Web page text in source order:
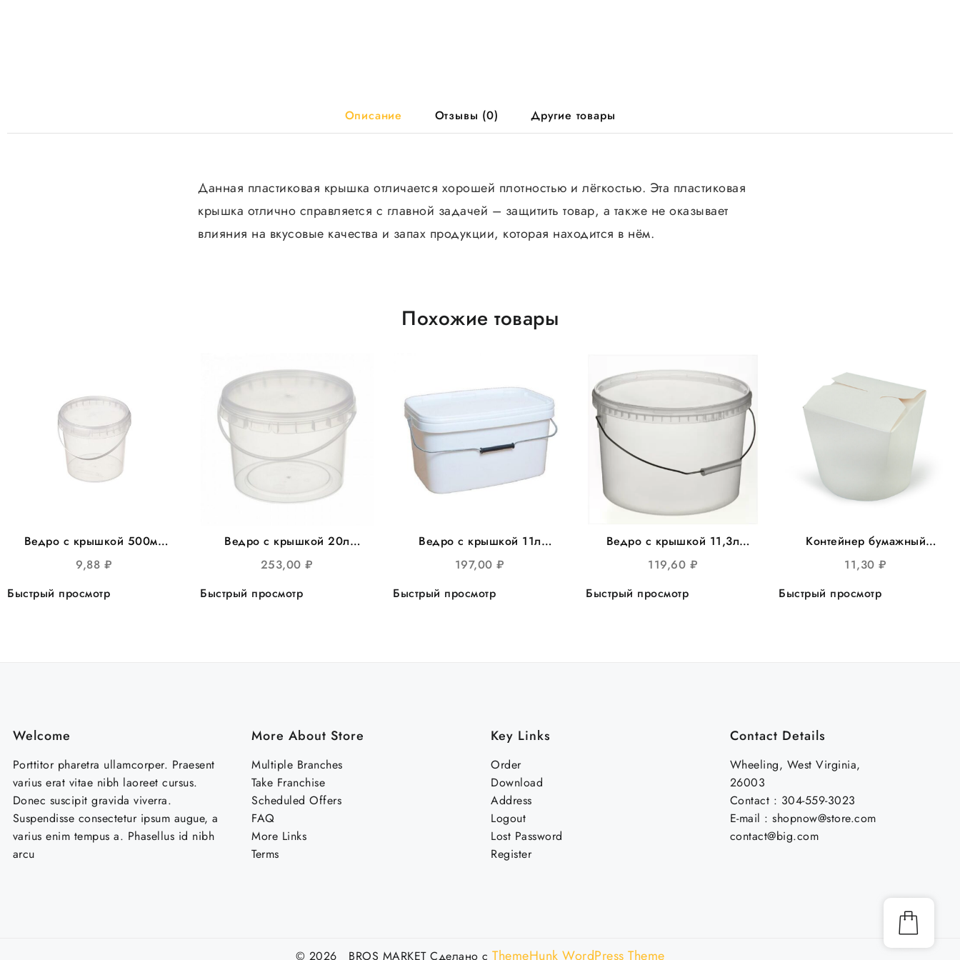
Описание Отзывы (0) Другие товары
Данная пластиковая крышка отличается хорошей плотностью и лёгкостью. Эта пластиковая
крышка отлично справляется с главной задачей – защитить товар, а также не оказывает
влияния на вкусовые качества и запах продукции, которая находится в нём.
Похожие товары
Ведро с крышкой 500мл
круглое d-=112 100шт/кор
9,88 ₽
Быстрый просмотр
Ведро с крышкой 20л
круглое прозрачное 15шт/
уп
253,00₽
Быстрый просмотр
Ведро с крышкой 11л
прямоуг 366*243мм, 20шт/
уп
197,00₽
Быстрый просмотр
Ведро с крышкой 11,3л
круглое прозрачное,
d=290, 25шт/уп
119,60 ₽
Быстрый просмотр
Контейнер бумажный
(Чайна-бокс) 1000мл д/
лапши 25шт/уп 500шт/кор
11,30₽
Быстрый просмотр
Welcome
Porttitor pharetra ullamcorper. Praesent
varius erat vitae nibh laoreet cursus.
Donec suscipit gravida viverra.
Suspendisse consectetur ipsum augue, a
varius enim tempus a. Phasellus id nibh
arcu
More About Store
Multiple Branches
Take Franchise
Scheduled Offers
FAQ
More Links
Terms
Key Links
Order
Download
Address
Logout
Lost Password
Register
Contact Details
Wheeling, West Virginia,
26003
Contact : 304-559-3023
E-mail : shopnow@store.com
contact@big.com
© 2026 BROS MARKET Сделано с ThemeHunk WordPress Theme